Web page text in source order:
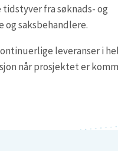
fra søknads- og
og saksbehandlere.
leveranser i
når prosjektet er